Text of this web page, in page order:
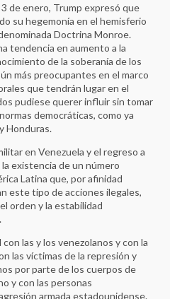
de enero, Trump expresó que
su hegemonía en el hemisferio
Doctrina Monroe.
tendencia en aumento a la
de la soberanía de los
más preocupantes en el marco
que tendrán lugar en el
pudiese querer influir sin tomar
democráticas, como ya
Honduras.
en Venezuela y el regreso a
existencia de un número
Latina que, por afinidad
este tipo de acciones ilegales,
orden y la estabilidad
las y los venezolanos y con la
las víctimas de la represión y
por parte de los cuerpos de
y con las personas
armada estadounidense.